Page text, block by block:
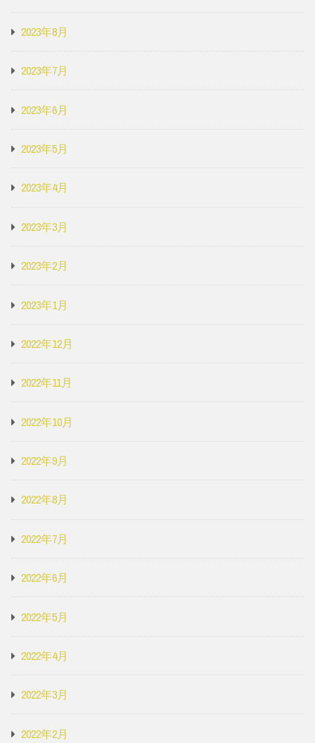
2023年8月
2023年7月
2023年6月
2023年5月
2023年4月
2023年3月
2023年2月
2023年1月
2022年12月
2022年11月
2022年10月
2022年9月
2022年8月
2022年7月
2022年6月
2022年5月
2022年4月
2022年3月
2022年2月